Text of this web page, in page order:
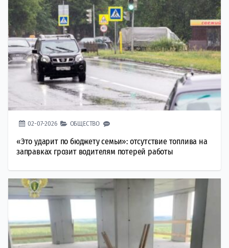
02-07-2026 ОБЩЕСТВО
«Это ударит по бюджету семьи»: отсутствие топлива на
заправках грозит водителям потерей работы